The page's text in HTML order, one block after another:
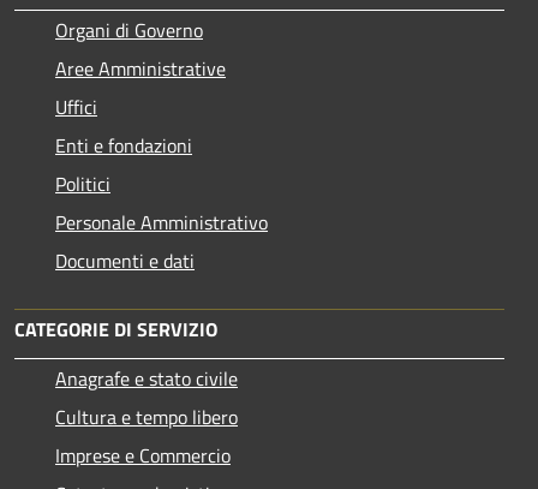
Organi di Governo
Aree Amministrative
Uffici
Enti e fondazioni
Politici
Personale Amministrativo
Documenti e dati
CATEGORIE DI SERVIZIO
Anagrafe e stato civile
Cultura e tempo libero
Imprese e Commercio